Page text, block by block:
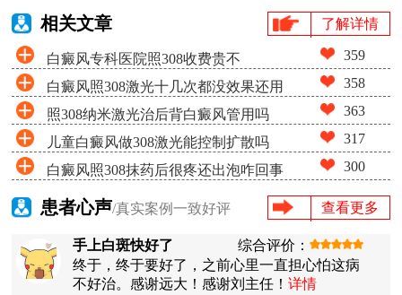
相关文章 了解详情
白癜风专科医院照308收费贵不 359
白癜风照308激光十几次都没效果还用
照吗
358
照308纳米激光治后背白癜风管用吗 363
儿童白癜风做308激光能控制扩散吗 317
白癜风照308抹药后很疼还出泡咋回事 300
患者心声/真实案例一致好评 查看更多
手上白斑快好了
综合评价：
终于，终于要好了，之前心里一直担心怕这病
不好治。感谢远大！感谢刘主任！详情